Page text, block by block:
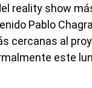
reality show
Pablo
cercanas al
este